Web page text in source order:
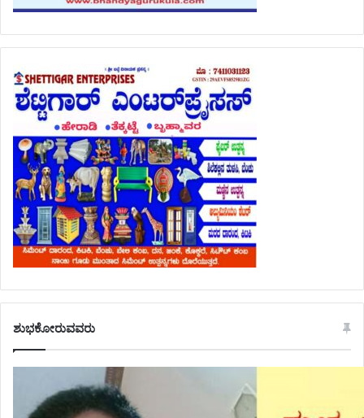
ಶುಭಕೋರುವವರು